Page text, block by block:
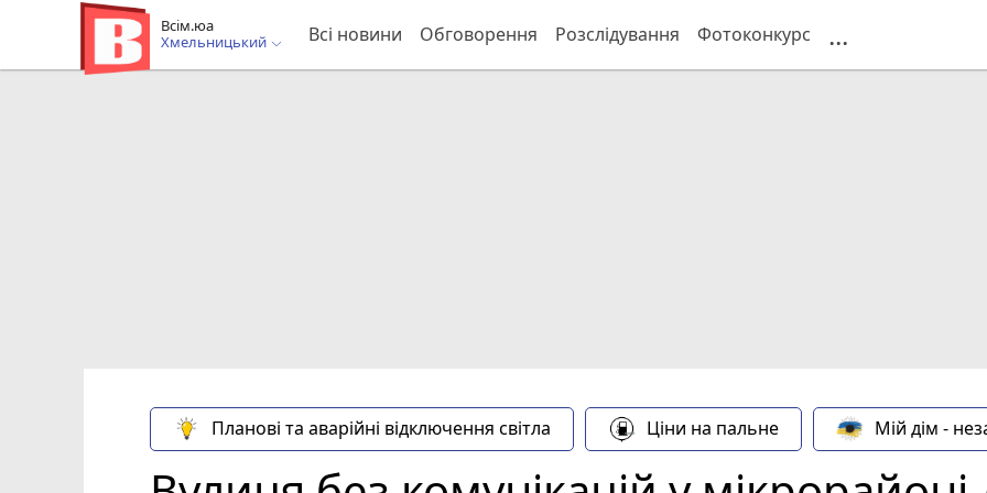
Всім.юа
Хмельницький
Всі новини Обговорення Розслідування Фотоконкурс ...
Планові та аварійні відключення світла Ціни на пальне Мій дім -